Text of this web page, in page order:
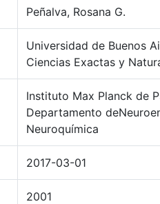
Peñalva, Rosana G.
Universidad de Buenos
Ciencias Exactas y
Instituto Max Planck de
Departamento
Neuroquímica
2017-03-01
2001